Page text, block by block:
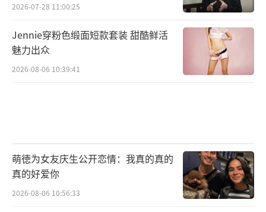
2026-07-28 11:00:25
Jennie穿粉色缎面短款套装 甜酷鲜活
魅力出众
2026-08-06 10:39:41
萌徳为女友庆生公开恋情：我真的真的
真的好爱你
2026-08-06 10:56:33